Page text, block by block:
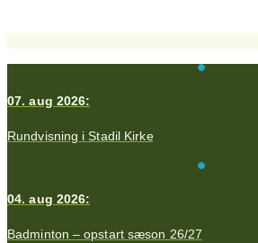
07. aug 2026:
Rundvisning i Stadil Kirke
04. aug 2026:
Badminton – opstart sæson 26/27